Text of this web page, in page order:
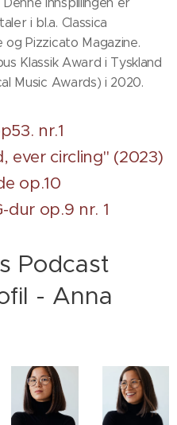
innspillingen er
i bl.a. Classica
og Pizzicato Magazine.
Klassik Award i Tyskland
Music Awards) i 2020.
nr.1
ever circling" (2023)
op.10
dur op.9 nr. 1
Podcast
- Anna